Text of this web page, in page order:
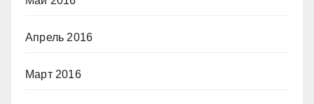
Апрель 2016
Март 2016